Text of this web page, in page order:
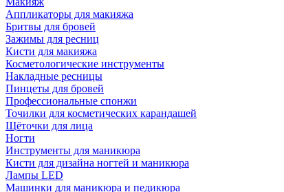
Аппликаторы для макияжа
Бритвы для бровей
Зажимы для ресниц
Кисти для макияжа
Косметологические инструменты
Накладные ресницы
Пинцеты для бровей
Профессиональные спонжи
Точилки для косметических карандашей
Щёточки для лица
Ногти
Инструменты для маникюра
Кисти для дизайна ногтей и маникюра
Лампы LED
Машинки для маникюра и педикюра